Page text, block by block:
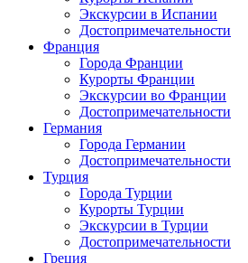
Экскурсии в Испании
Достопримечательности
Франция
Города Франции
Курорты Франции
Экскурсии во Франции
Достопримечательности
Германия
Города Германии
Достопримечательности
Турция
Города Турции
Курорты Турции
Экскурсии в Турции
Достопримечательности
Греция